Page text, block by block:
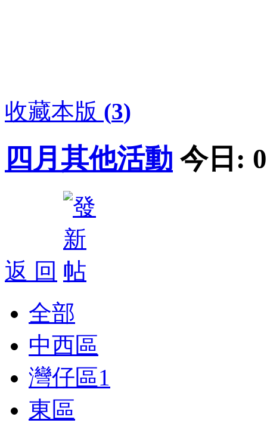
收藏本版 (3)
四月其他活動 今日: 0
返 回
全部
中西區
灣仔區1
東區